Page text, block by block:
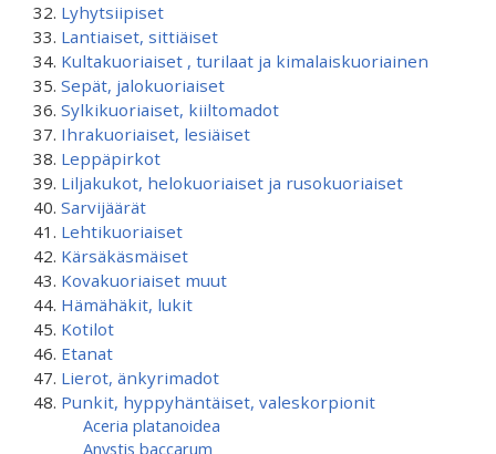
Lyhytsiipiset
Lantiaiset, sittiäiset
Kultakuoriaiset , turilaat ja kimalaiskuoriainen
Sepät, jalokuoriaiset
Sylkikuoriaiset, kiiltomadot
Ihrakuoriaiset, lesiäiset
Leppäpirkot
Liljakukot, helokuoriaiset ja rusokuoriaiset
Sarvijäärät
Lehtikuoriaiset
Kärsäkäsmäiset
Kovakuoriaiset muut
Hämähäkit, lukit
Kotilot
Etanat
Lierot, änkyrimadot
Punkit, hyppyhäntäiset, valeskorpionit
Aceria platanoidea
Anystis baccarum